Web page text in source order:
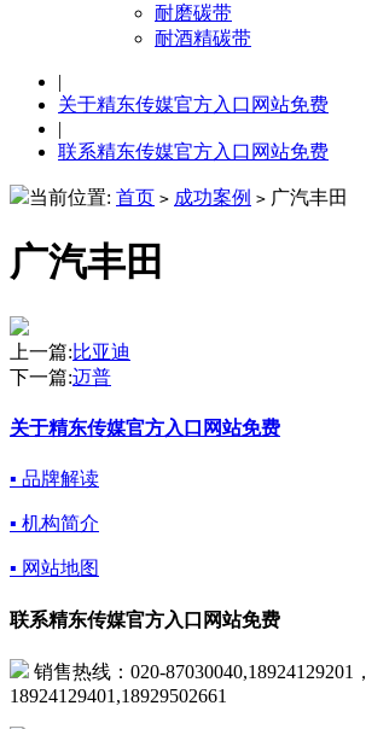
耐磨碳带
耐酒精碳带
|
关于精东传媒官方入口网站免费
|
联系精东传媒官方入口网站免费
当前位置: 首页 > 成功案例 > 广汽丰田
广汽丰田
上一篇:比亚迪
下一篇:迈普
关于精东传媒官方入口网站免费
▪ 品牌解读
▪ 机构简介
▪ 网站地图
联系精东传媒官方入口网站免费
销售热线：020-87030040,18924129201，
18924129401,18929502661